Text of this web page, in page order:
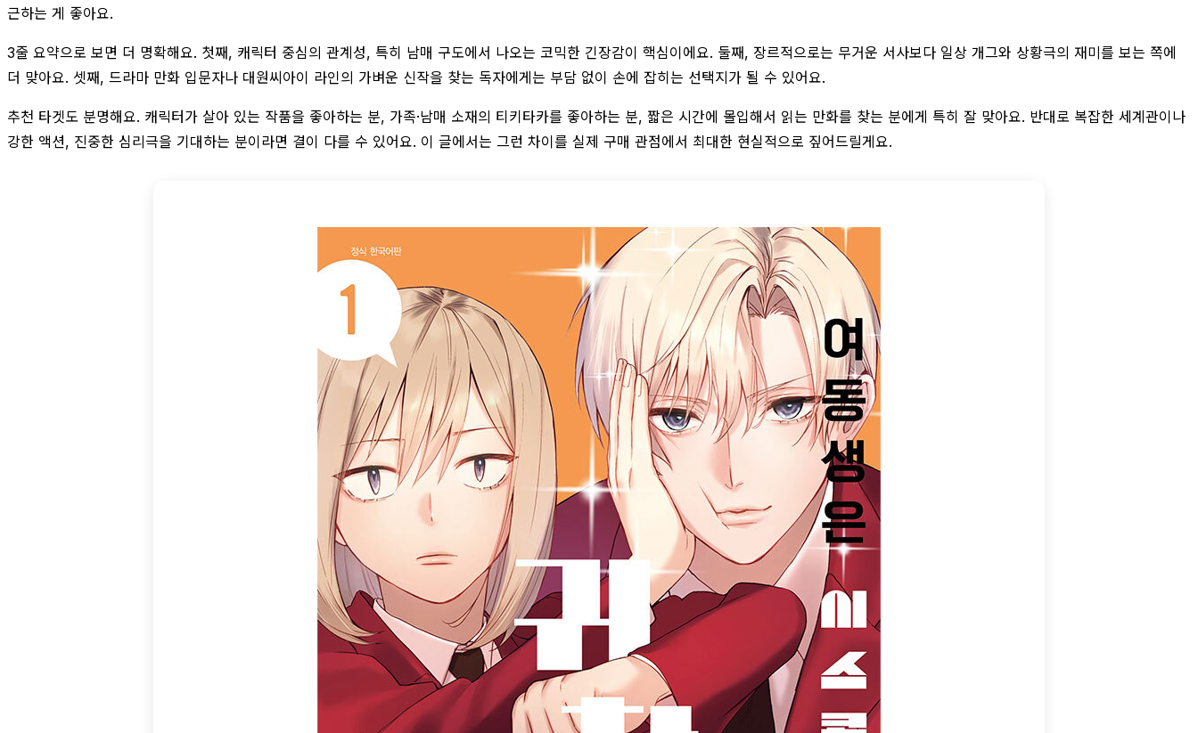
근하는 게 좋아요.
3줄 요약으로 보면 더 명확해요. 첫째, 캐릭터 중심의 관계성, 특히 남매 구도에서 나오는 코믹한 긴장감이 핵심이에요. 둘째, 장르적으로는 무거운 서사보다 일상 개그와 상황극의 재미를 보는 쪽에
더 맞아요. 셋째, 드라마 만화 입문자나 대원씨아이 라인의 가벼운 신작을 찾는 독자에게는 부담 없이 손에 잡히는 선택지가 될 수 있어요.
추천 타겟도 분명해요. 캐릭터가 살아 있는 작품을 좋아하는 분, 가족·남매 소재의 티키타카를 좋아하는 분, 짧은 시간에 몰입해서 읽는 만화를 찾는 분에게 특히 잘 맞아요. 반대로 복잡한 세계관이나
강한 액션, 진중한 심리극을 기대하는 분이라면 결이 다를 수 있어요. 이 글에서는 그런 차이를 실제 구매 관점에서 최대한 현실적으로 짚어드릴게요.